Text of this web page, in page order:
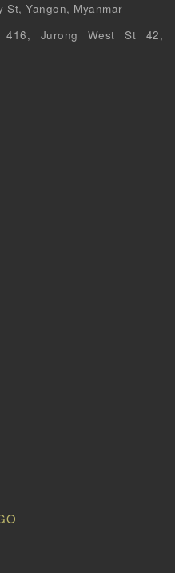
St, Yangon, Myanmar
416, Jurong West St 42,